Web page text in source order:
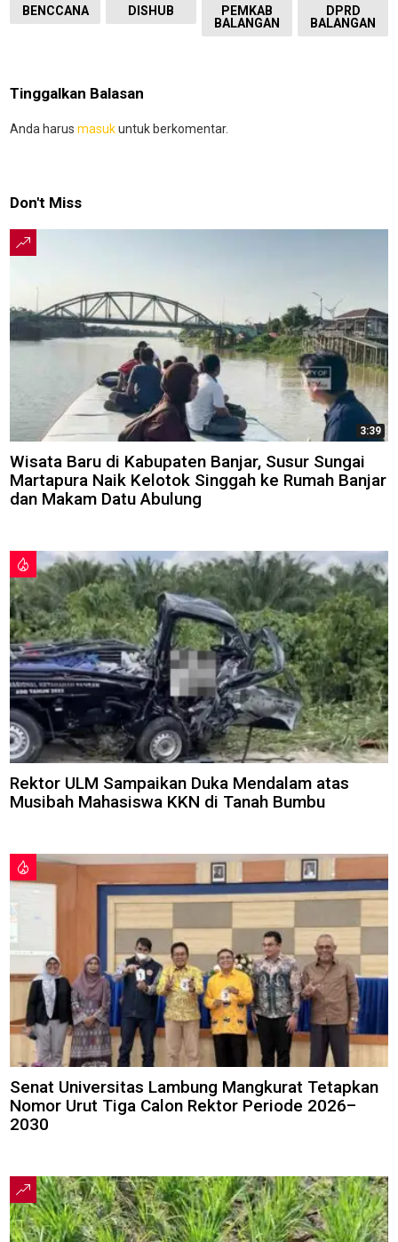
BENCCANA DISHUB
PEMKAB
BALANGAN
DPRD
BALANGAN
Tinggalkan Balasan
Anda harus masukuntuk berkomentar.
Don't Miss
3:39
Wisata Baru di Kabupaten Banjar, Susur Sungai
Martapura Naik Kelotok Singgah ke Rumah Banjar
dan Makam Datu Abulung
Rektor ULM Sampaikan Duka Mendalam atas
Musibah Mahasiswa KKN di Tanah Bumbu
Senat Universitas Lambung Mangkurat Tetapkan
Nomor Urut Tiga Calon Rektor Periode 2026–
2030